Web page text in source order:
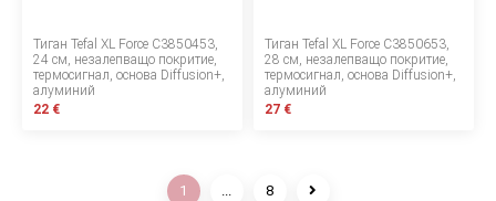
Тиган Tefal XL Force C3850453,
24 см, незалепващо покритие,
термосигнал, основа Diffusion+,
алуминий
22 €
Тиган Tefal XL Force C3850653,
28 см, незалепващо покритие,
термосигнал, основа Diffusion+,
алуминий
27 €
1 ... 8